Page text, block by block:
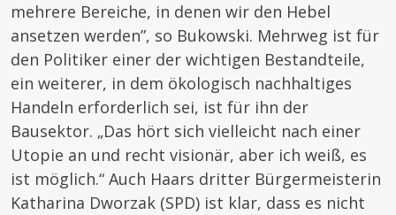
mehrere Bereiche, in denen wir den Hebel
ansetzen werden”, so Bukowski. Mehrweg ist für
den Politiker einer der wichtigen Bestandteile,
ein weiterer, in dem ökologisch nachhaltiges
Handeln erforderlich sei, ist für ihn der
Bausektor. „Das hört sich vielleicht nach einer
Utopie an und recht visionär, aber ich weiß, es
ist möglich.“ Auch Haars dritter Bürgermeisterin
Katharina Dworzak (SPD) ist klar, dass es nicht